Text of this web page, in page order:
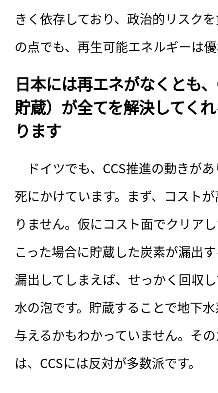
きく依存しており、政治的リスク
の点でも、再生可能エネルギーは
日本には再エネがなくとも
貯蔵）が全てを解決してく
ります
ドイツでも、CCS推進の動きが
死にかけています。まず、コスト
りません。仮にコスト面でクリア
こった場合に貯蔵した炭素が漏出
漏出してしまえば、せっかく回収
水の泡です。貯蔵することで地下
与えるかもわかっていません。そ
は、CCSには反対が多数派です。